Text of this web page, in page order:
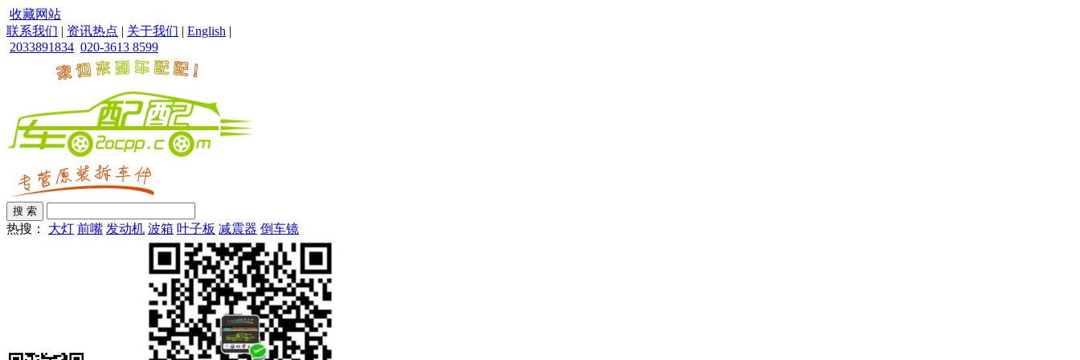
收藏网站
联系我们 | 资讯热点 | 关于我们 | English |
2033891834 020-3613 8599
热搜： 大灯 前嘴 发动机 波箱 叶子板 减震器 倒车镜